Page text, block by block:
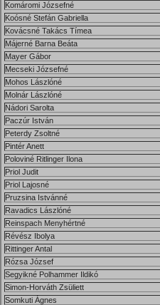
Komáromi Józsefné
Koósné Stefán Gabriella
Kovácsné Takács Tímea
Májerné Barna Beáta
Mayer Gábor
Mecseki Józsefné
Mohos Lászlóné
Molnár Lászlóné
Nádori Sarolta
Paczúr István
Peterdy Zsoltné
Pintér Anett
Poloviné Ritlinger Ilona
Priol Judit
Priol Lajosné
Pruzsina Istvánné
Ravadics Lászlóné
Reinspach Menyhértné
Révész Ibolya
Rittinger Antal
Rózsa József
Segyikné Polhammer Ildikó
Simon-Horváth Zsüliett
Somkuti Ágnes